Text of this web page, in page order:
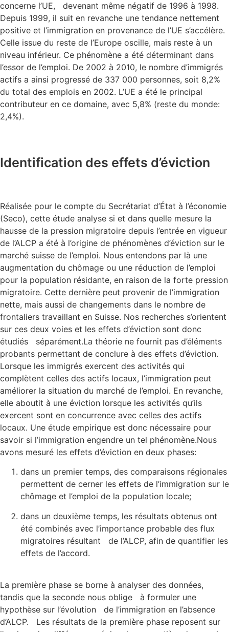
concerne l’UE, devenant même négatif de 1996 à 1998.
Depuis 1999, il suit en revanche une tendance nettement
positive et l’immigration en provenance de l’UE s’accélère.
Celle issue du reste de l’Europe oscille, mais reste à un
niveau inférieur. Ce phénomène a été déterminant dans
l’essor de l’emploi. De 2002 à 2010, le nombre d’immigrés
actifs a ainsi progressé de 337 000 personnes, soit 8,2%
du total des emplois en 2002. L’UE a été le principal
contributeur en ce domaine, avec 5,8% (reste du monde:
2,4%).
Identification des effets d’éviction
Réalisée pour le compte du Secrétariat d’État à l’économie
(Seco), cette étude analyse si et dans quelle mesure la
hausse de la pression migratoire depuis l’entrée en vigueur
de l’ALCP a été à l’origine de phénomènes d’éviction sur le
marché suisse de l’emploi. Nous entendons par là une
augmentation du chômage ou une réduction de l’emploi
pour la population résidante, en raison de la forte pression
migratoire. Cette dernière peut provenir de l’immigration
nette, mais aussi de changements dans le nombre de
frontaliers travaillant en Suisse. Nos recherches s’orientent
sur ces deux voies et les effets d’éviction sont donc
étudiés séparément.La théorie ne fournit pas d’éléments
probants permettant de conclure à des effets d’éviction.
Lorsque les immigrés exercent des activités qui
complètent celles des actifs locaux, l’immigration peut
améliorer la situation du marché de l’emploi. En revanche,
elle aboutit à une éviction lorsque les activités qu’ils
exercent sont en concurrence avec celles des actifs
locaux. Une étude empirique est donc nécessaire pour
savoir si l’immigration engendre un tel phénomène.Nous
avons mesuré les effets d’éviction en deux phases:
dans un premier temps, des comparaisons régionales
permettent de cerner les effets de l’immigration sur le
chômage et l’emploi de la population locale;
dans un deuxième temps, les résultats obtenus ont
été combinés avec l’importance probable des flux
migratoires résultant de l’ALCP, afin de quantifier les
effets de l’accord.
La première phase se borne à analyser des données,
tandis que la seconde nous oblige à formuler une
hypothèse sur l’évolution de l’immigration en l’absence
d’ALCP. Les résultats de la première phase reposent sur